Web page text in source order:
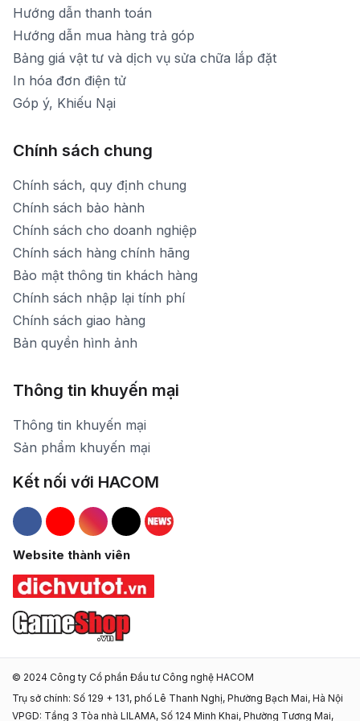
Hướng dẫn thanh toán
Hướng dẫn mua hàng trả góp
Bảng giá vật tư và dịch vụ sửa chữa lắp đặt
In hóa đơn điện tử
Góp ý, Khiếu Nại
Chính sách chung
Chính sách, quy định chung
Chính sách bảo hành
Chính sách cho doanh nghiệp
Chính sách hàng chính hãng
Bảo mật thông tin khách hàng
Chính sách nhập lại tính phí
Chính sách giao hàng
Bản quyền hình ảnh
Thông tin khuyến mại
Thông tin khuyến mại
Sản phẩm khuyến mại
Kết nối với HACOM
Hacom Facebook
Hacom YouTube
Hacom Instagram
Hacom TikTok
Website thành viên
© 2024 Công ty Cổ phần Đầu tư Công nghệ HACOM
Trụ sở chính: Số 129 + 131, phố Lê Thanh Nghị, Phường Bạch Mai, Hà Nội
VPGD: Tầng 3 Tòa nhà LILAMA, Số 124 Minh Khai, Phường Tương Mai,